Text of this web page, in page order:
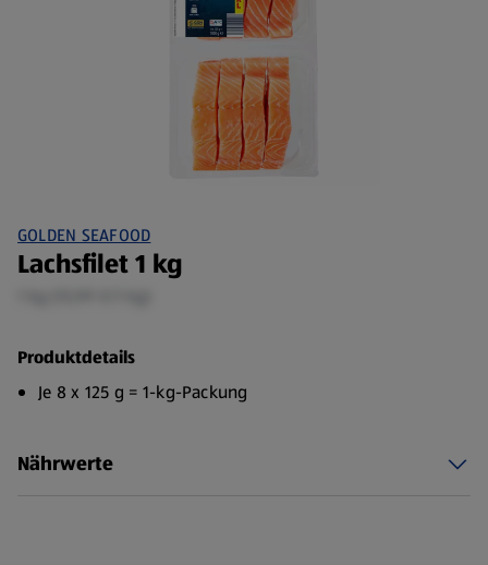
GOLDEN SEAFOOD
Lachsfilet 1 kg
Produktdetails
Je 8 x 125 g = 1-kg-Packung
Nährwerte